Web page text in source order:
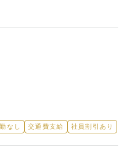
なし 交通費支給 社員割引あり